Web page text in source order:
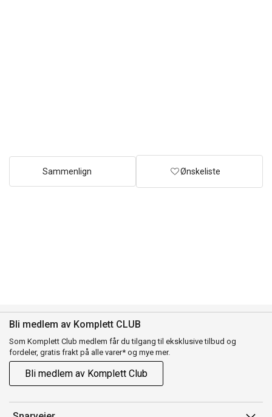
Sammenlign Ønskeliste
Bli medlem av Komplett CLUB
Som Komplett Club medlem får du tilgang til eksklusive tilbud og
fordeler, gratis frakt på alle varer* og mye mer.
Bli medlem av Komplett Club